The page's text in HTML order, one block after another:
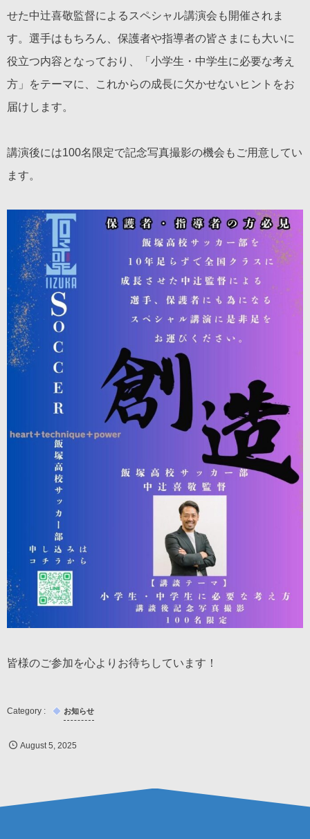
せた中辻喜敬監督によるスペシャル講演会も開催されま
す。選手はもちろん、保護者や指導者の皆さまにも大いに
役立つ内容となっており、「小学生・中学生に必要な考え
方」をテーマに、これからの成長に欠かせないヒントをお
届けします。
講演後には100名限定で記念写真撮影の機会もご用意してい
ます。
皆様のご参加を心よりお待ちしています！
お知らせ
August 5 ,2025